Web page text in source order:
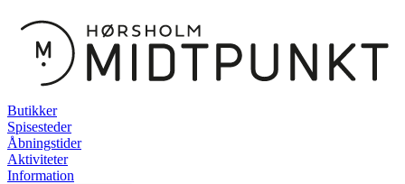
Butikker
Spisesteder
Åbningstider
Aktiviteter
Information